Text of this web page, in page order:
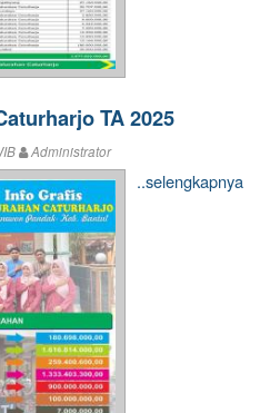
TA 2025
Administrator
..selengkapnya